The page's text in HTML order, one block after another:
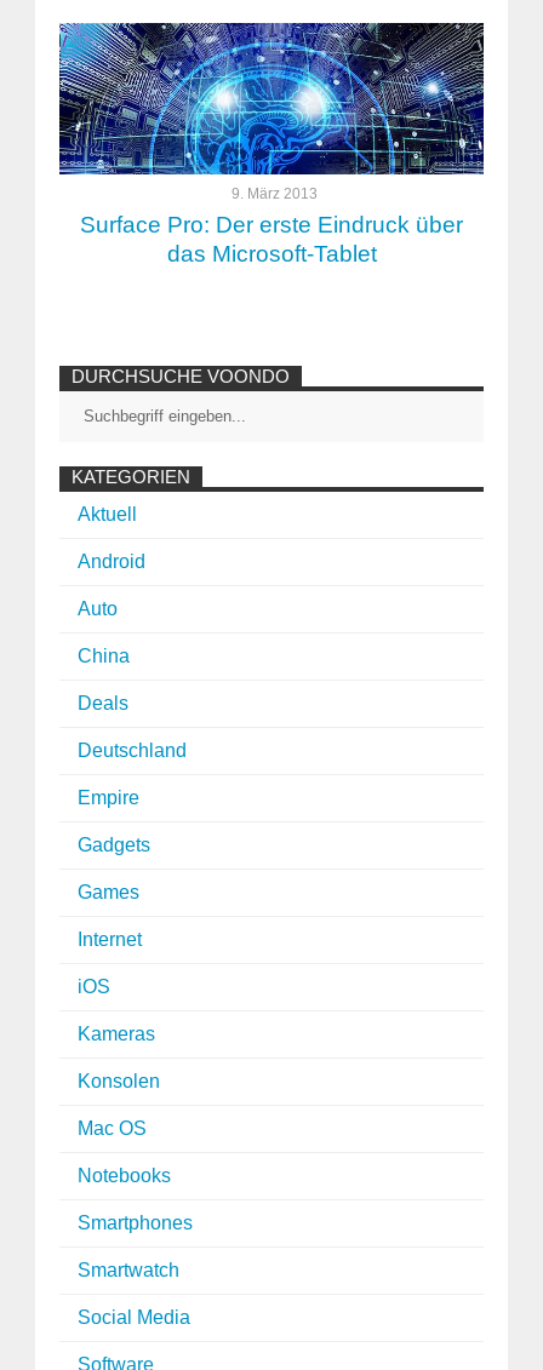
9. März 2013
Surface Pro: Der erste Eindruck über
das Microsoft-Tablet
DURCHSUCHE VOONDO
KATEGORIEN
Aktuell
Android
Auto
China
Deals
Deutschland
Empire
Gadgets
Games
Internet
iOS
Kameras
Konsolen
Mac OS
Notebooks
Smartphones
Smartwatch
Social Media
Software